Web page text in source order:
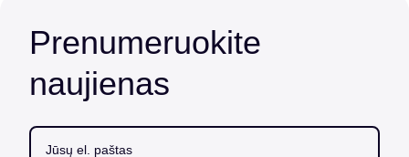
Prenumeruokite
naujienas